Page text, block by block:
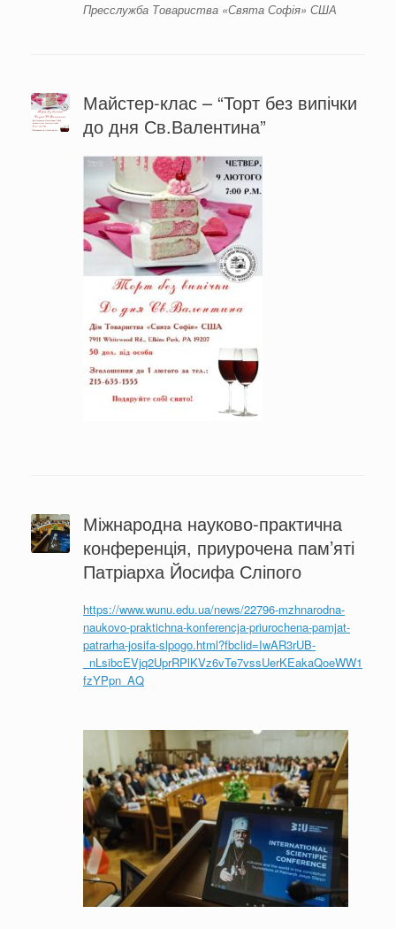
Пресслужба Товариства «Свята Софія» США
Майстер-клас – “Торт без випічки
до дня Св.Валентина”
Міжнародна науково-практична
конференція, приурочена пам’яті
Патріарха Йосифа Сліпого
https://www.wunu.edu.ua/news/22796-mzhnarodna-
naukovo-praktichna-konferencja-priurochena-pamjat-
patrarha-josifa-slpogo.html?fbclid=IwAR3rUB-
_nLsibcEVjq2UprRPlKVz6vTe7vssUerKEakaQoeWW1
fzYPpn_AQ